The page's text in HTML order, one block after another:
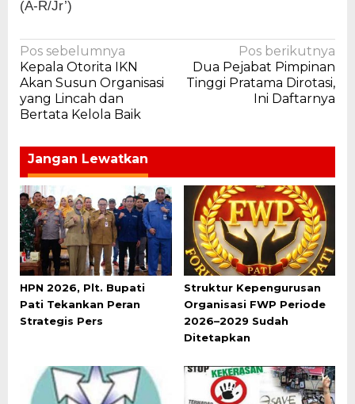
(A-R/Jr’)
Navigasi
pos
Pos sebelumnya
Kepala Otorita IKN
Akan Susun Organisasi
yang Lincah dan
Bertata Kelola Baik
Pos berikutnya
Dua Pejabat Pimpinan
Tinggi Pratama Dirotasi,
Ini Daftarnya
Jangan Lewatkan
HPN 2026, Plt. Bupati
Pati Tekankan Peran
Strategis Pers
Struktur Kepengurusan
Organisasi FWP Periode
2026–2029 Sudah
Ditetapkan